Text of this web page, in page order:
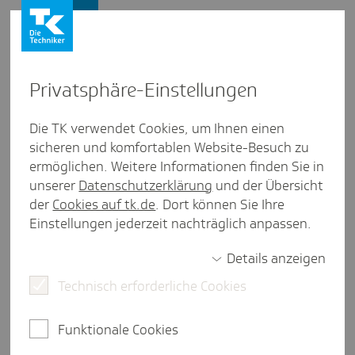
TK-Coach - das smarte
Komplett­paket für ein mehr
Wohl­be­finden
Fitter werden, sich mehr bewegen oder gesünder
ernähren: Der TK-Coach unterstützt Ihre
eine Minute Lesezeit
Firmenkunden Gesunde Beschäftigte
Privat­sphäre-Einstel­lungen
Die TK verwendet Cookies, um Ihnen einen
sicheren und komfortablen Website-Besuch zu
ermöglichen. Weitere Informationen finden Sie in
unserer Datenschutzerklärung und der Übersicht
der Cookies auf tk.de. Dort können Sie Ihre
Einstellungen jederzeit nachträglich anpassen.
Details anzeigen
Technisch erforderliche Cookies
Funktionale Cookies